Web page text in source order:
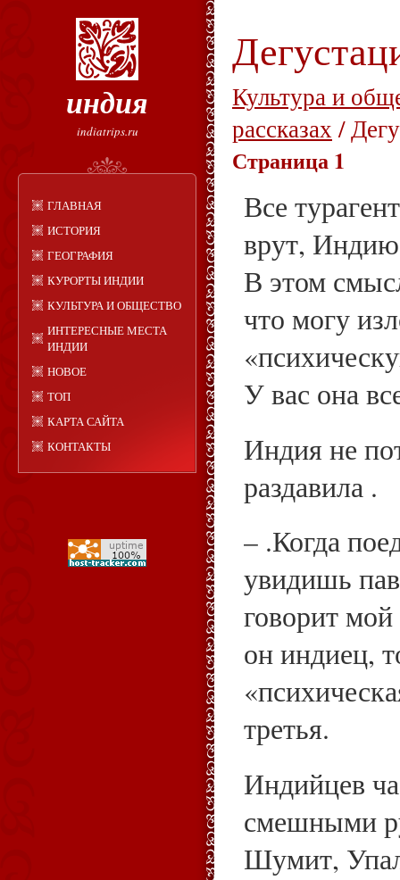
индия
indiatrips.ru
ГЛАВНАЯ
ИСТОРИЯ
ГЕОГРАФИЯ
КУРОРТЫ ИНДИИ
КУЛЬТУРА И ОБЩЕСТВО
ИНТЕРЕСНЫЕ МЕСТА
ИНДИИ
НОВОЕ
ТОП
КАРТА САЙТА
КОНТАКТЫ
Культура и
рассказах/
Страница 1
Все
врут, Индию
В этом
что могу
У вас она
Индия не
раздавила .
– .Когда
увидишь
говорит
он индиец,
третья.
Индийцев
смешными
Шумит,